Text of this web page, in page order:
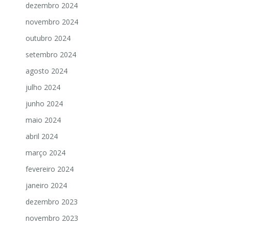
dezembro 2024
novembro 2024
outubro 2024
setembro 2024
agosto 2024
julho 2024
junho 2024
maio 2024
abril 2024
março 2024
fevereiro 2024
janeiro 2024
dezembro 2023
novembro 2023